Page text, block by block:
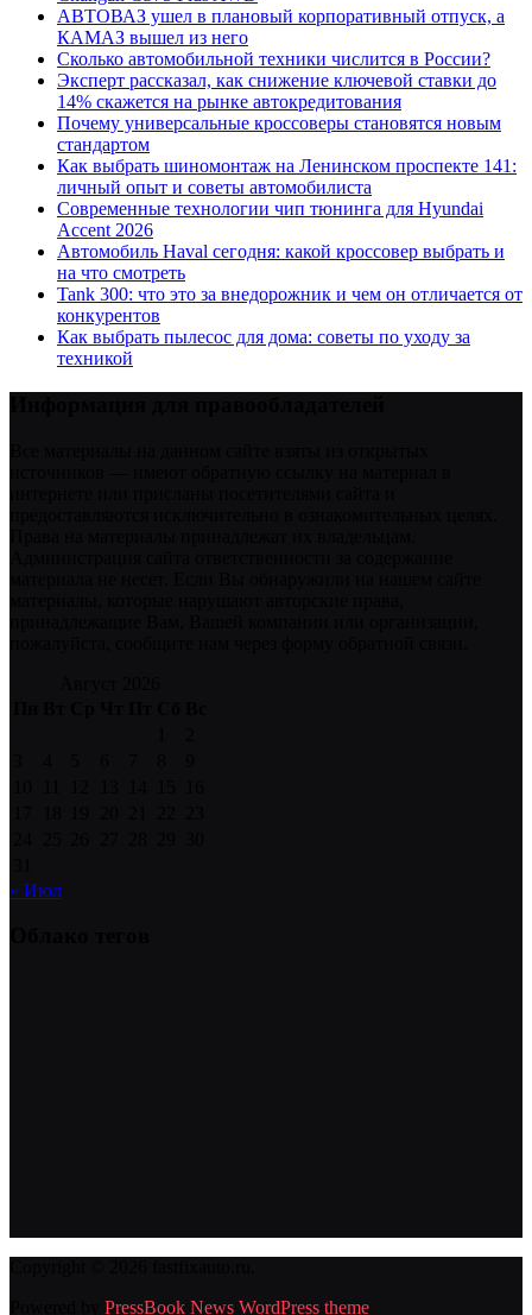
АВТОВАЗ ушел в плановый корпоративный отпуск, а
КАМАЗ вышел из него
Сколько автомобильной техники числится в России?
Эксперт рассказал, как снижение ключевой ставки до
14% скажется на рынке автокредитования
Почему универсальные кроссоверы становятся новым
стандартом
Как выбрать шиномонтаж на Ленинском проспекте 141:
личный опыт и советы автомобилиста
Современные технологии чип тюнинга для Hyundai
Accent 2026
Автомобиль Haval сегодня: какой кроссовер выбрать и
на что смотреть
Tank 300: что это за внедорожник и чем он отличается от
конкурентов
Как выбрать пылесос для дома: советы по уходу за
техникой
« Июл
PressBook News WordPress theme